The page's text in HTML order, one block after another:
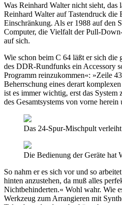
Was Reinhard Walter nicht sieht, das
Reinhard Walter auf Tastendruck die
Einschränkung. Als er 1988 auf den
Computer, die Vielfalt der Pull-
auf sich.
Wie schon beim C 64 läßt er sich
des DDR-Rundfunks ein Accessory
Programm reinzukommen«: »Zeile
Beherrschung eines derart
ist es immer wichtig, erst das
des Gesamtsystems von vorne
Das 24-Spur-Mischpult
Die Bedienung der Geräte hat
So nahm er es sich vor und so
hinten anzustehen, da muß alles
Nichtbehinderten.« Wohl wahr. Wie
Werkzeug zum Arrangieren mit